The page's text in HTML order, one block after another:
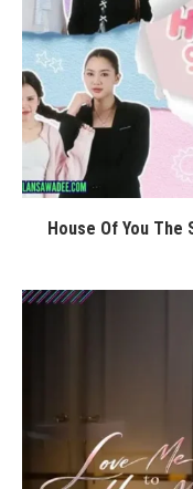
House Of You The